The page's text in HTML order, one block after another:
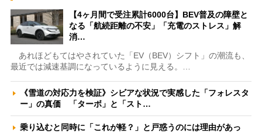
【4ヶ月間で受注累計6000台】BEV普及の障壁と
なる「航続距離の不安」「充電のストレス」解
消…
あれほどもてはやされていた「EV（BEV）シフト」の潮流も、
最近では減速基調になっているように見える。…
《雪道の対応力を検証》シビアな状況で実感した「フォレスタ
ー」の真価 「ターボ」と「スト…
乗り込むと同時に「これが軽？」と戸惑うのには理由があっ